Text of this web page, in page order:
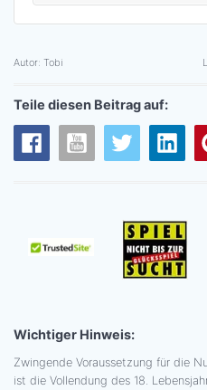
Autor: Tobi
Teile diesen Beitrag auf:
Wichtiger Hinweis:
Zwingende Voraussetzung für die
ist die Vollendung des 18.